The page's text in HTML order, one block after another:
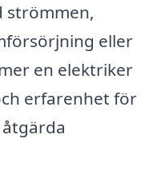
strömmen,
eller
en elektriker
erfarenhet för